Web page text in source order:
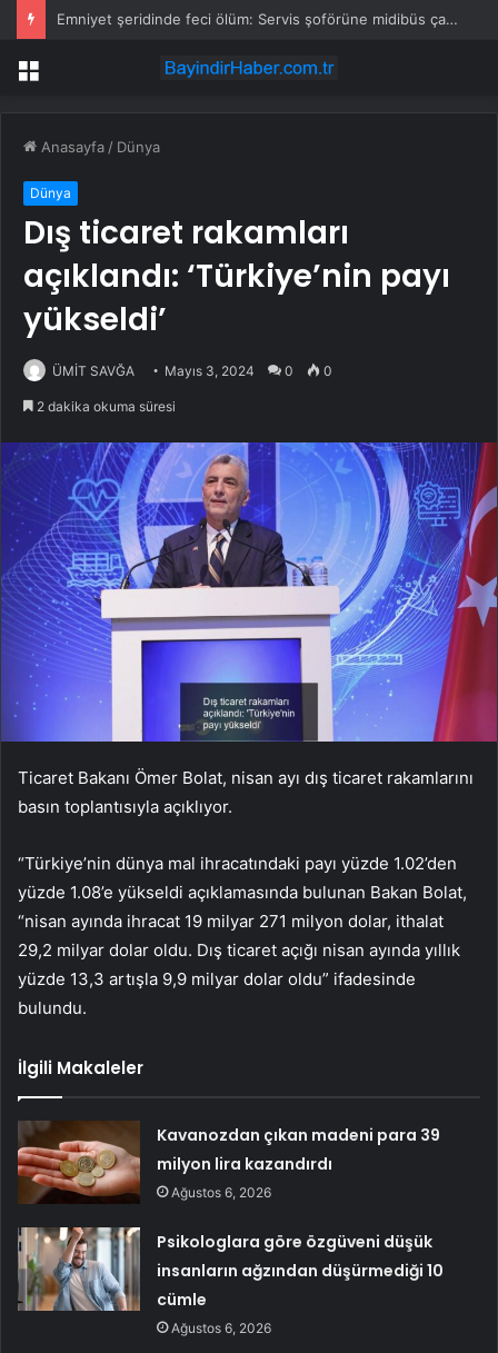
Emniyet şeridinde feci ölüm: Servis şoförüne midibüs çarptı
Menü
Anasayfa / Dünya
Dünya
Dış ticaret rakamları
açıklandı: ‘Türkiye’nin payı
yükseldi’
ÜMİT SAVĞA Mayıs 3, 2024 0 0
2 dakika okuma süresi
Ticaret Bakanı Ömer Bolat, nisan ayı dış ticaret rakamlarını
basın toplantısıyla açıklıyor.
“Türkiye’nin dünya mal ihracatındaki payı yüzde 1.02’den
yüzde 1.08’e yükseldi açıklamasında bulunan Bakan Bolat,
“nisan ayında ihracat 19 milyar 271 milyon dolar, ithalat
29,2 milyar dolar oldu. Dış ticaret açığı nisan ayında yıllık
yüzde 13,3 artışla 9,9 milyar dolar oldu” ifadesinde
bulundu.
İlgili Makaleler
Kavanozdan çıkan madeni para 39
milyon lira kazandırdı
Ağustos 6, 2026
Psikologlara göre özgüveni düşük
insanların ağzından düşürmediği 10
cümle
Ağustos 6, 2026